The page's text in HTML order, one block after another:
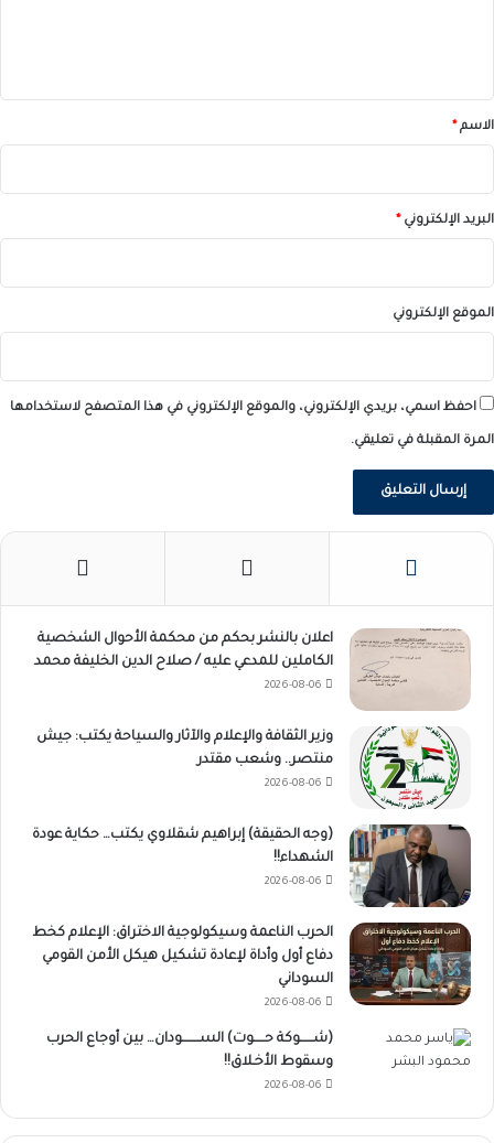
*الاسم*
البريد الإلكتروني*
الموقع الإلكتروني
احفظ اسمي، بريدي الإلكتروني، والموقع الإلكتروني في هذا المتصفح لاستخدامها
المرة المقبلة في تعليقي.
اعلان بالنشر بحكم من محكمة الأحوال الشخصية
الكاملين للمدعي عليه / صلاح الدين الخليفة محمد
2026-08-06
وزير الثقافة والإعلام والآثار والسياحة يكتب: جيش
منتصر.. وشعب مقتدر
2026-08-06
(وجه الحقيقة) إبراهيم شقلاوي يكتب… حكاية عودة
الشهداء!!
2026-08-06
الحرب الناعمة وسيكولوجية الاختراق: الإعلام كخط
دفاع أول وأداة لإعادة تشكيل هيكل الأمن القومي
السوداني
2026-08-06
(شــــــوكة حـــــوت) الســــــــودان… بين أوجاع الحرب
وسقوط الأخـلاق!!
2026-08-06